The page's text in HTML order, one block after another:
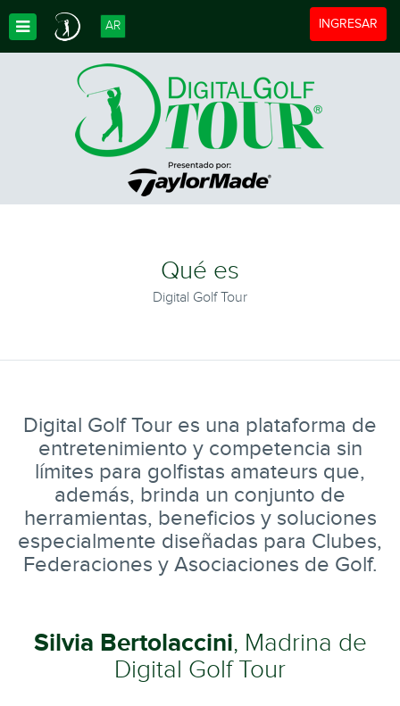
Toggle
INGRESAR
Toggle Dropdown
AR
Qué es
Digital Golf Tour
Digital Golf Tour es una plataforma de
entretenimiento y competencia sin
límites para golfistas amateurs que,
además, brinda un conjunto de
herramientas, beneficios y soluciones
especialmente diseñadas para Clubes,
Federaciones y Asociaciones de Golf.
Silvia Bertolaccini, Madrina de
Digital Golf Tour